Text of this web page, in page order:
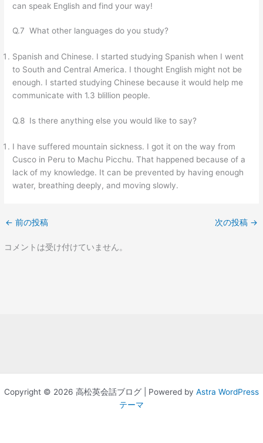
can speak English and find your way!
Q.7 What other languages do you study?
Spanish and Chinese. I started studying Spanish when I went
to South and Central America. I thought English might not be
enough. I started studying Chinese because it would help me
communicate with 1.3 blillion people.
Q.8 Is there anything else you would like to say?
I have suffered mountain sickness. I got it on the way from
Cusco in Peru to Machu Picchu. That happened because of a
lack of my knowledge. It can be prevented by having enough
water, breathing deeply, and moving slowly.
← 前の投稿 次の投稿 →
コメントは受け付けていません。
Copyright © 2026 高松英会話ブログ | Powered by Astra WordPress
テーマ